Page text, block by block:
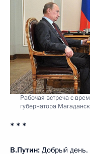
Рабочая встреча с
губернатора
* * *
В.Путин: Добрый день.